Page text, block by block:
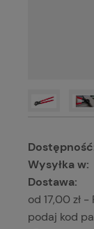
Wysyłka w:
Dostawa:
od 17,00 zł -
podaj kod